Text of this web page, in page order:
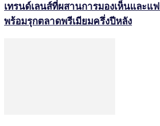
เทรนด์เลนส์ที่ผสานการมองเห็นและแ
พร้อมรุกตลาดพรีเมียมครึ่งปีหลัง